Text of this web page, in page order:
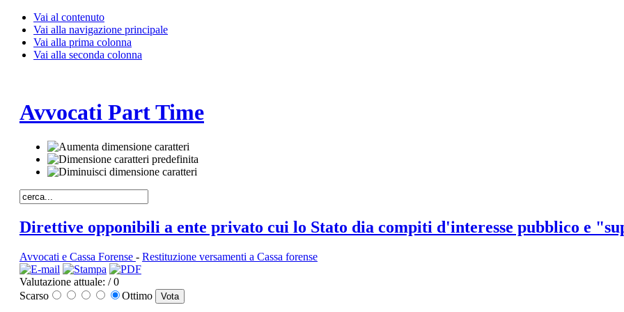
Vai al contenuto
Vai alla navigazione principale
Vai alla prima colonna
Vai alla seconda colonna
Avvocati Part Time
Direttive opponibili a ente privato cui lo Stato dia compiti d'interesse pubblico e
Avvocati e Cassa Forense - Restituzione versamenti a Cassa forense
Valutazione attuale: / 0
Scarso
Ottimo